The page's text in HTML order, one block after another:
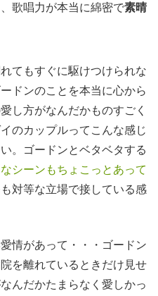
歌唱力が本当に綿密で素晴
てもすぐに駆けつけられな
ドンのことを本当に心から
し方がなんだかものすごく
のカップルってこんな感じ
。ゴードンとベタベタする
なシーンもちょこっとあって
対等な立場で接している感
情があって・・・ゴードン
を離れているときだけ見せ
んだかたまらなく愛しかっ